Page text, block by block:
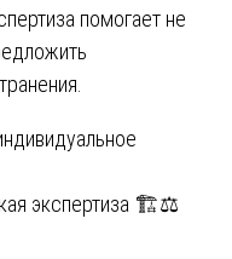
помогает не
экспертиза 🏗️⚖️